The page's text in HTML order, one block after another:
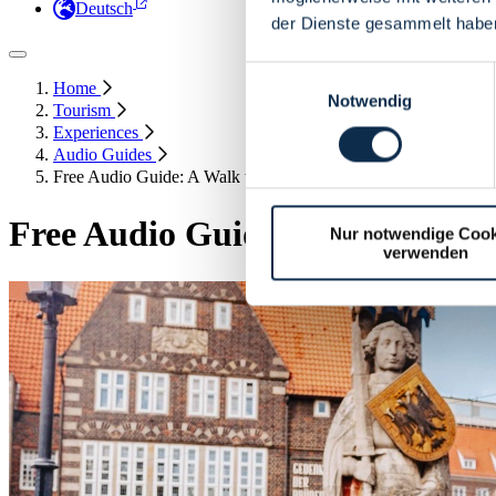
der Dienste gesammelt
Notwendig
Nur notwendige
verwenden
Deutsch
Home
Tourism
Experiences
Audio Guides
Free Audio Guide: A Walk through Bremen's Historic City
Free Audio Guide: A Walk